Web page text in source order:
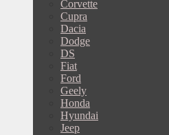
Corvette
Cupra
Dacia
Dodge
DS
Fiat
Ford
Geely
Honda
Hyundai
Jeep